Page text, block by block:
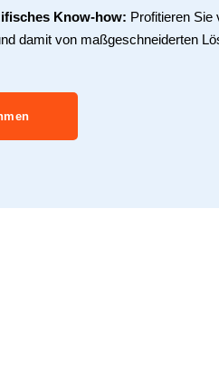
Know-how: Profitieren
damit von maßgeschneiderten